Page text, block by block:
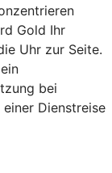
Gold Ihr
Uhr zur Seite.
bei
Dienstreise